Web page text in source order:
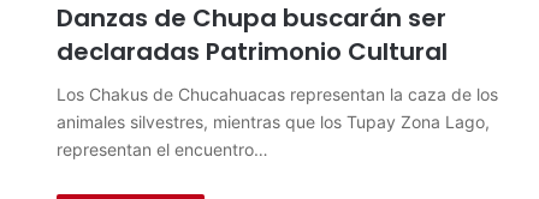
Danzas de Chupa buscarán ser
declaradas Patrimonio Cultural
Los Chakus de Chucahuacas representan la caza de los
animales silvestres, mientras que los Tupay Zona Lago,
representan el encuentro…